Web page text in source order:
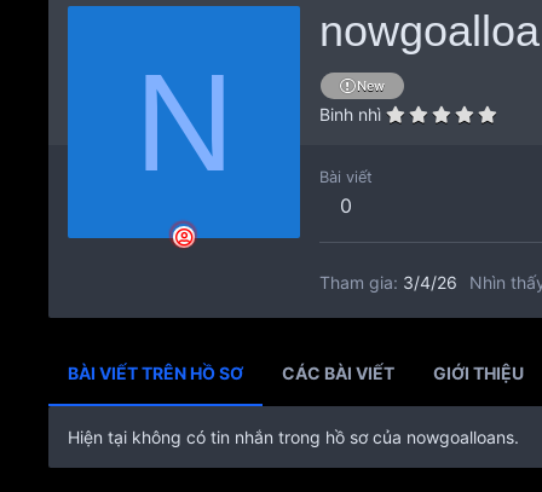
N New
Binh nhì
Bài viết
0
Tham gia 3/4/26 Nhìn
BÀI VIẾT TRÊN HỒ SƠ CÁC BÀI VIẾT GIỚI THIỆU
Hiện tại không có tin nhắn trong hồ sơ của nowgoalloans.